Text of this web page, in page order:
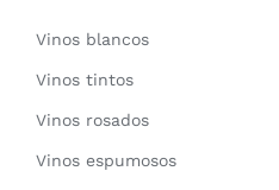
Vinos blancos
Vinos tintos
Vinos rosados
Vinos espumosos